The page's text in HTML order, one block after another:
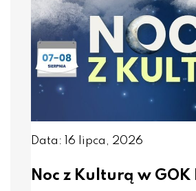
Data: 16 lipca, 2026
Noc z Kulturą w